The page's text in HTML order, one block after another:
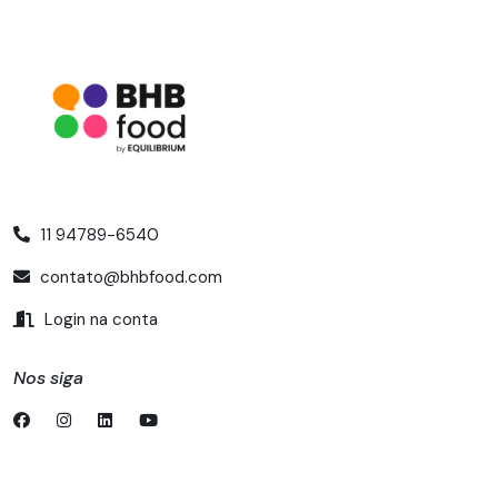
11 94789-6540
contato@bhbfood.com
Login na conta
Nos siga